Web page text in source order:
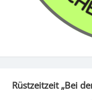
Rüstzeitzeit „Bei